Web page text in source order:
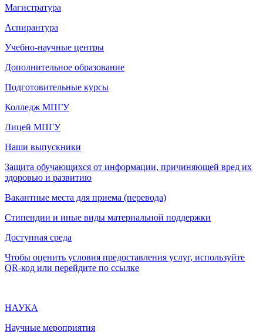
Магистратура
Аспирантура
Учебно-научные центры
Дополнительное образование
Подготовительные курсы
Колледж МПГУ
Лицей МПГУ
Наши выпускники
Защита обучающихся от информации, причиняющей вред их
здоровью и развитию
Вакантные места для приема (перевода)
Стипендии и иные виды материальной поддержки
Доступная среда
Чтобы оценить условия предоставления услуг, используйте
QR-код или перейдите по ссылке
НАУКА
Научные мероприятия